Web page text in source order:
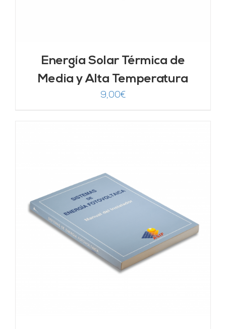
Energía Solar Térmica de
Media y Alta Temperatura
9,00€